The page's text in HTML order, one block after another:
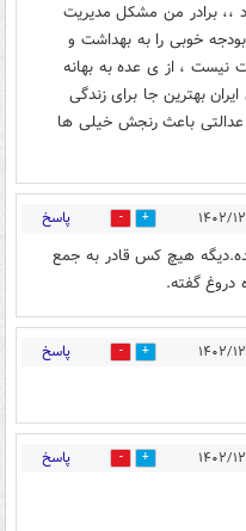
،، برادر من مشکل مدیریت
خوبی را به بهداشت و
نیست ، از ی عده به بهانه
بهترین جا برای زندگی
باعث رنجش خیلی ها
5 پاسخ
هیچ کس قادر به جمع
گفته.
2 پاسخ
2 پاسخ